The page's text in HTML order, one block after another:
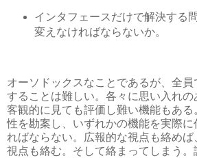
インタフェースだけで解決する
変えなければならないか。
オーソドックスなことであるが、全
することは難しい。各々に思い入れの
客観的に見ても評価し難い機能もあ
性を勘案し、いずれかの機能を実際
ればならない。広報的な視点も絡め
視点も絡む。そして絡まってしまう。